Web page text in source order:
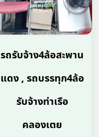
รถรับจ้าง4ล้อสะพาน
แดง , รถบรรทุก4ล้อ
รับจ้างท่าเรือ
คลองเตย